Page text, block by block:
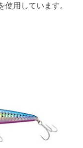
用しています。